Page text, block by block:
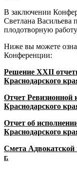
В заключении
Светлана Васильева
плодотворную
Ниже вы можете
Конференции:
Решение XXII
Краснодарского
Отчет Ревизионной
Краснодарского
Отчет об
Краснодарского
Смета Адвокатской
г.